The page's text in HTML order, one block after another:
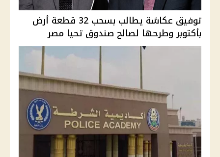
توفيق عكاشة يطالب بسحب 32 قطعة أرض
بأكتوبر وطرحها لصالح صندوق تحيا مصر